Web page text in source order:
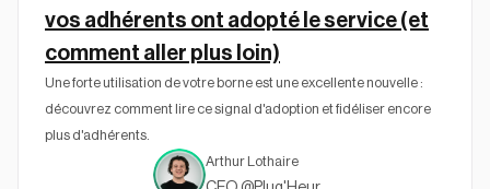
vos adhérents ont adopté le service (et
comment aller plus loin)
Une forte utilisation de votre borne est une excellente nouvelle :
découvrez comment lire ce signal d'adoption et fidéliser encore
plus d'adhérents.
Arthur Lothaire